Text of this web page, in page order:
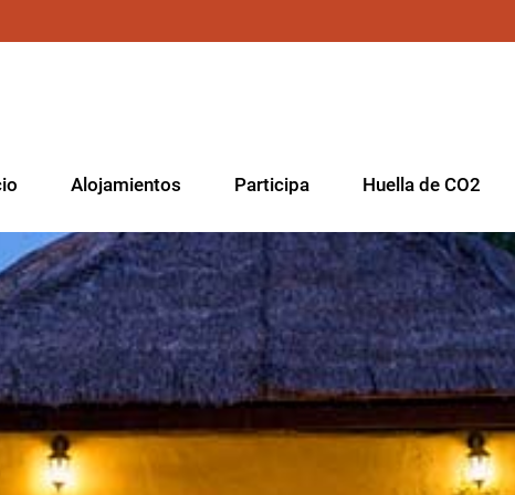
Alojamientos Participa Huella de CO2